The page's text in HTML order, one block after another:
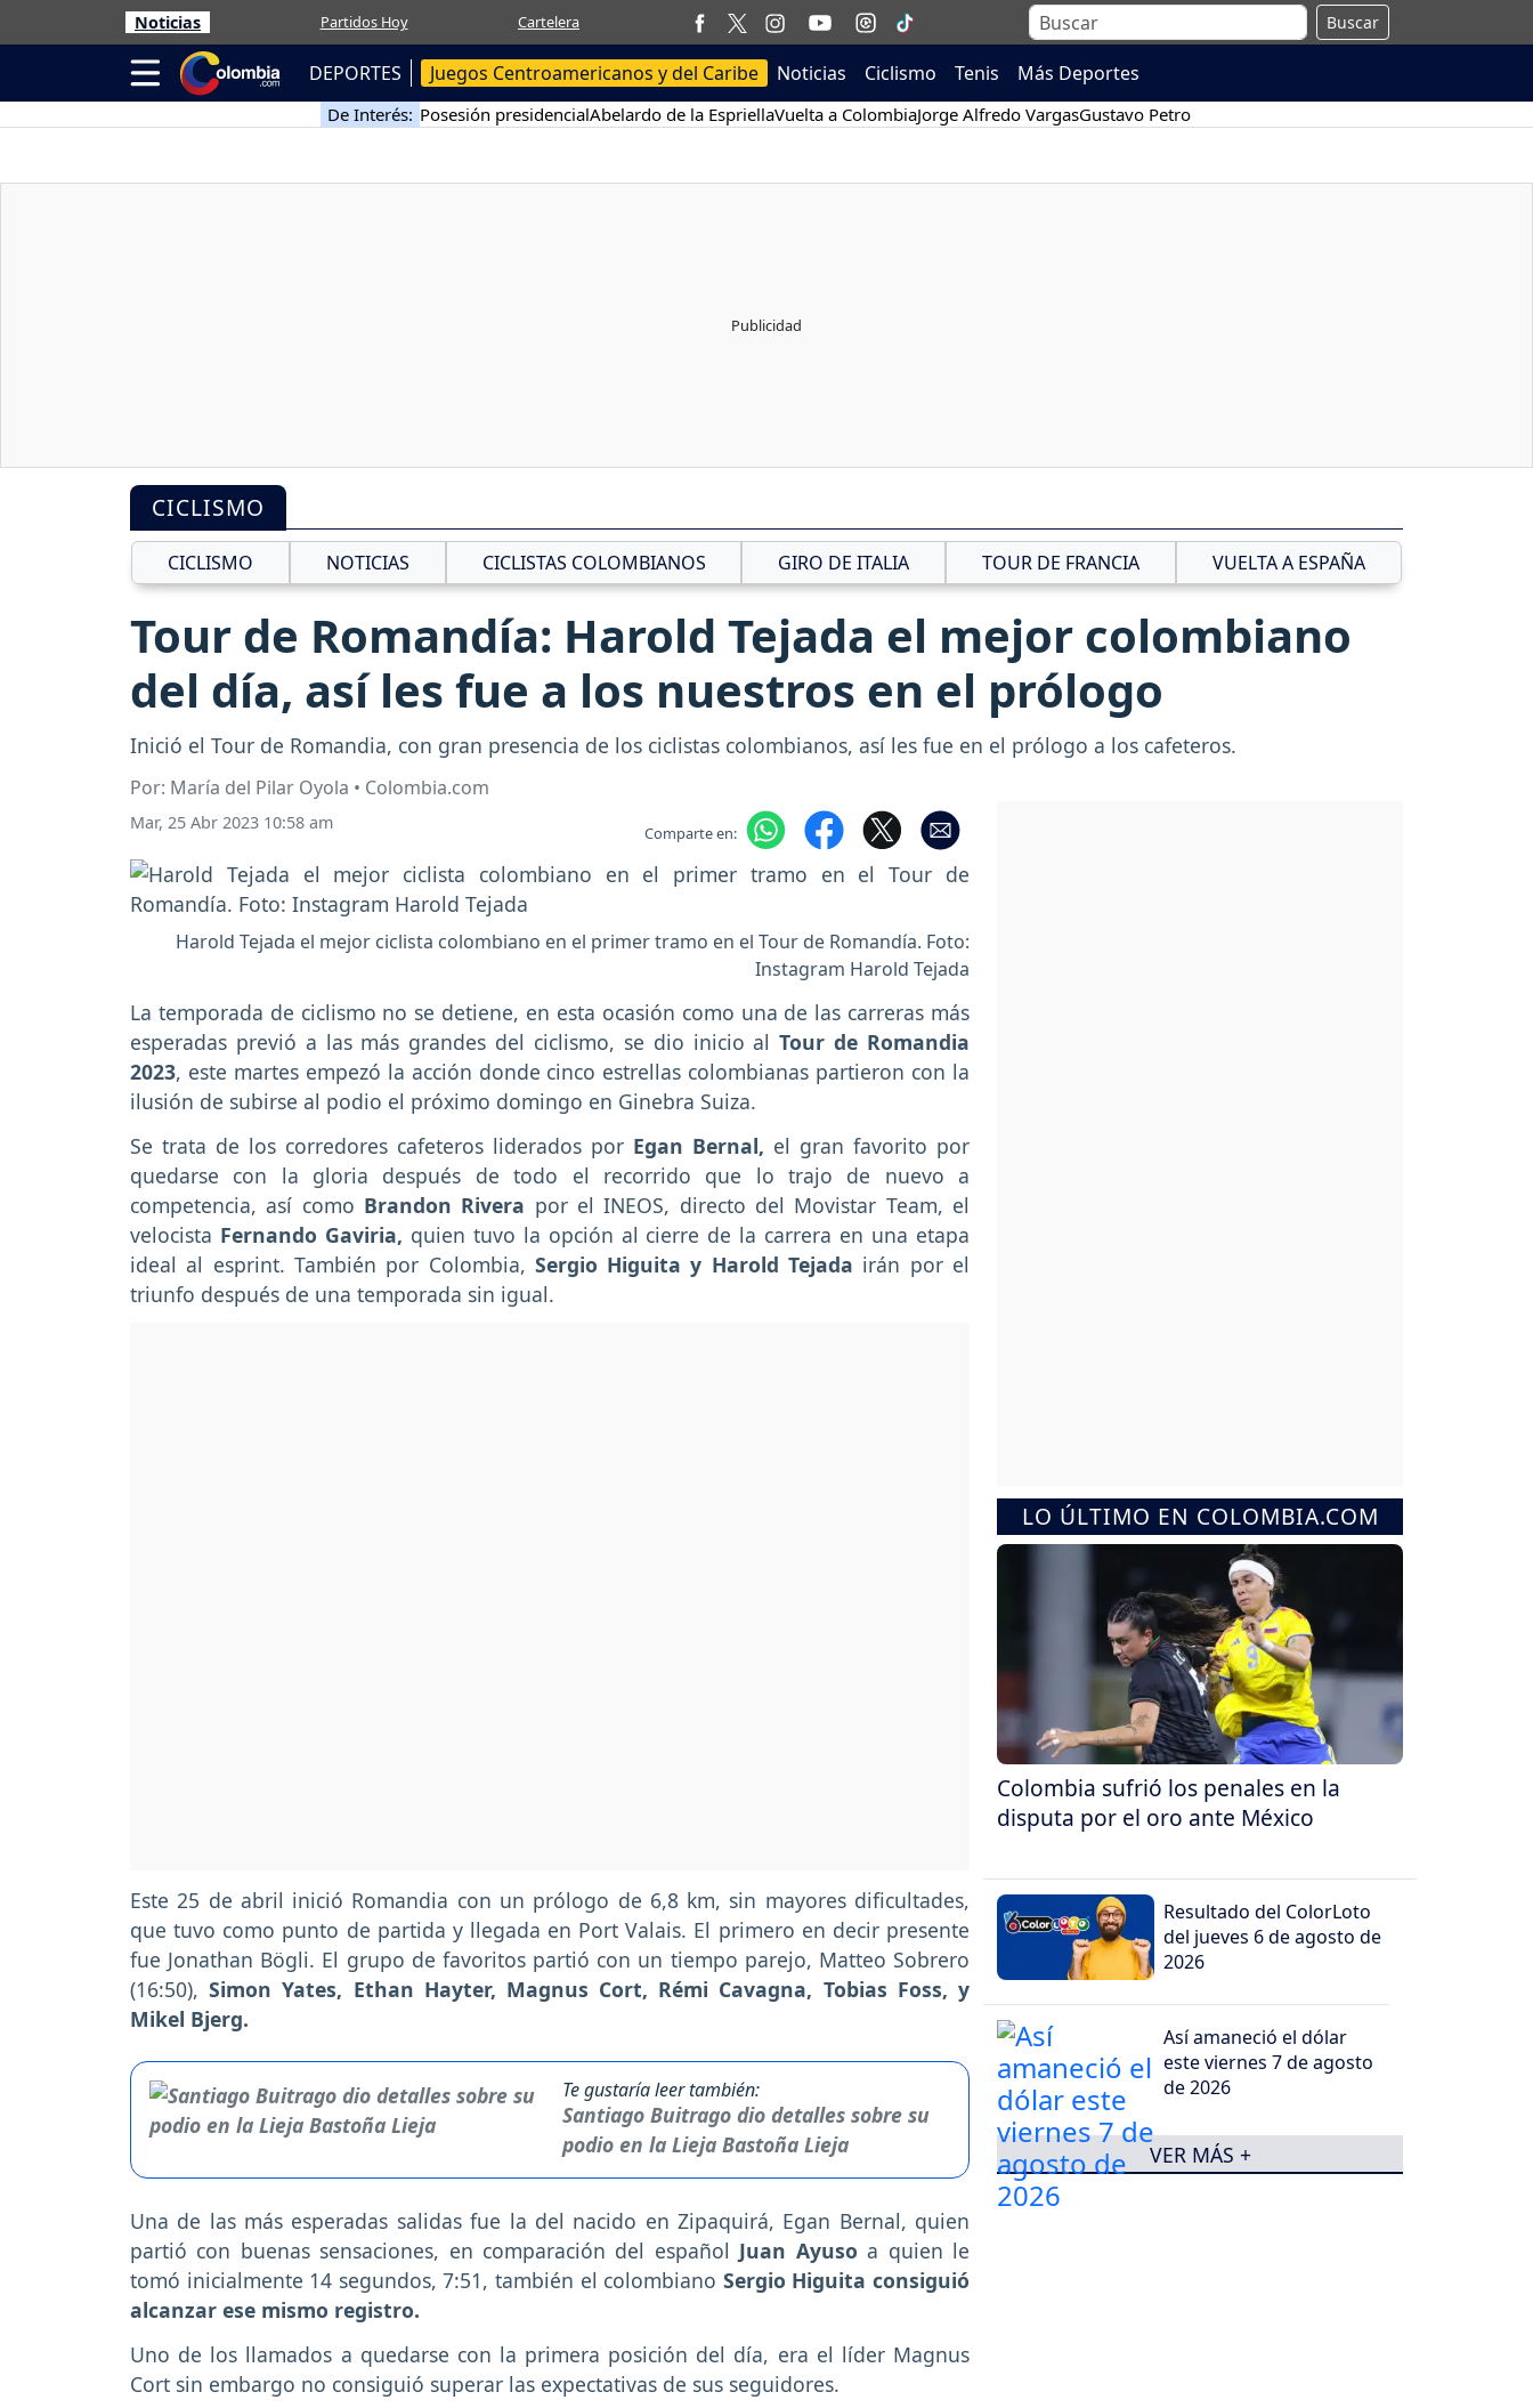
Noticias Partidos Hoy Cartelera Buscar
DEPORTES Juegos Centroamericanos y del Caribe Noticias Ciclismo Tenis Más Deportes
De Interés: Posesión presidencialAbelardo de la EspriellaVuelta a ColombiaJorge Alfredo VargasGustavo Petro
CICLISMO
CICLISMO NOTICIAS CICLISTAS COLOMBIANOS GIRO DE ITALIA TOUR DE FRANCIA VUELTA A ESPAÑA
Tour de Romandía: Harold Tejada el mejor colombiano
del día, así les fue a los nuestros en el prólogo
Inició el Tour de Romandia, con gran presencia de los ciclistas colombianos, así les fue en el prólogo a los cafeteros.
Por: María del Pilar Oyola • Colombia.com
Mar, 25 Abr 2023 10:58 am Comparte en:
Harold Tejada el mejor ciclista colombiano en el primer tramo en el Tour de Romandía. Foto:
Instagram Harold Tejada
La temporada de ciclismo no se detiene, en esta ocasión como una de las carreras más
esperadas previó a las más grandes del ciclismo, se dio inicio alTour de Romandia
2023, este martes empezó la acción donde cinco estrellas colombianas partieron con la
ilusión de subirse al podio el próximo domingo en Ginebra Suiza.
Se trata de los corredores cafeteros liderados por Egan Bernal, el gran favorito por
quedarse con la gloria después de todo el recorrido que lo trajo de nuevo a
competencia, así como Brandon Rivera por el INEOS, directo del Movistar Team, el
velocista Fernando Gaviria, quien tuvo la opción al cierre de la carrera en una etapa
ideal al esprint. También por Colombia, Sergio Higuita y Harold Tejada irán por el
triunfo después de una temporada sin igual.
Este 25 de abril inició Romandia con un prólogo de 6,8 km, sin mayores dificultades,
que tuvo como punto de partida y llegada en Port Valais. El primero en decir presente
fue Jonathan Bögli. El grupo de favoritos partió con un tiempo parejo, Matteo Sobrero
(16:50),Simon Yates, Ethan Hayter, Magnus Cort, Rémi Cavagna, Tobias Foss, y
Mikel Bjerg.
Te gustaría leer también:
Santiago Buitrago dio detalles sobre su
podio en la Lieja Bastoña Lieja
Una de las más esperadas salidas fue la del nacido en Zipaquirá, Egan Bernal, quien
partió con buenas sensaciones, en comparación del español Juan Ayusoa quien le
tomó inicialmente 14 segundos, 7:51, también el colombiano Sergio Higuita consiguió
alcanzar ese mismo registro.
Uno de los llamados a quedarse con la primera posición del día, era el líder Magnus
Cort sin embargo no consiguió superar las expectativas de sus seguidores.
LO ÚLTIMO EN COLOMBIA.COM
Colombia sufrió los penales en la
disputa por el oro ante México
Resultado del ColorLoto
del jueves 6 de agosto de
2026
Así amaneció el dólar
este viernes 7 de agosto
de 2026
VER MÁS +